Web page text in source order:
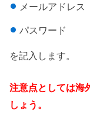
メールアドレス
パスワード
を記入します。
注意点としては海
しょう。